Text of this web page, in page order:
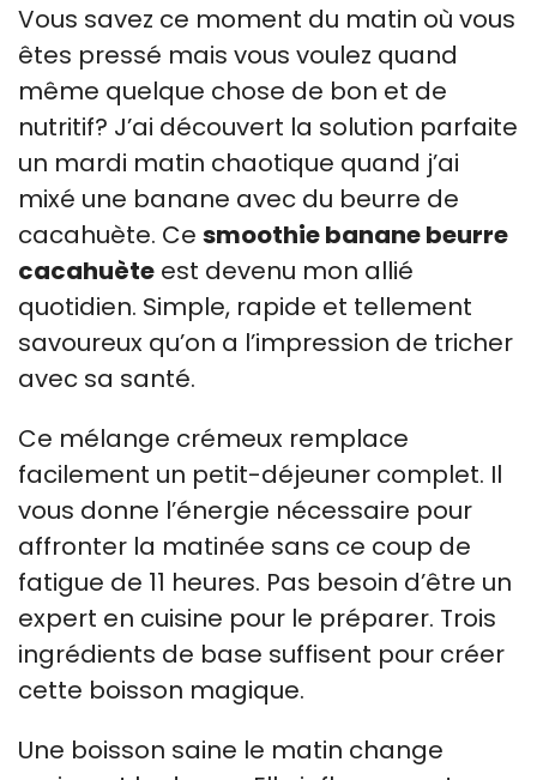
Vous savez ce moment du matin où vous
êtes pressé mais vous voulez quand
même quelque chose de bon et de
nutritif? J’ai découvert la solution parfaite
un mardi matin chaotique quand j’ai
mixé une banane avec du beurre de
cacahuète. Ce smoothie banane beurre
cacahuète est devenu mon allié
quotidien. Simple, rapide et tellement
savoureux qu’on a l’impression de tricher
avec sa santé.
Ce mélange crémeux remplace
facilement un petit-déjeuner complet. Il
vous donne l’énergie nécessaire pour
affronter la matinée sans ce coup de
fatigue de 11 heures. Pas besoin d’être un
expert en cuisine pour le préparer. Trois
ingrédients de base suffisent pour créer
cette boisson magique.
Une boisson saine le matin change